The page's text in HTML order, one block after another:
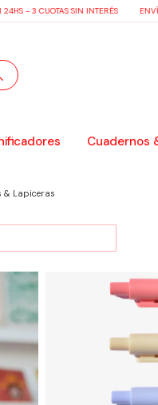
CUOTAS SIN INTERÉS ENVÍOS
Cuadernos
& Lapiceras